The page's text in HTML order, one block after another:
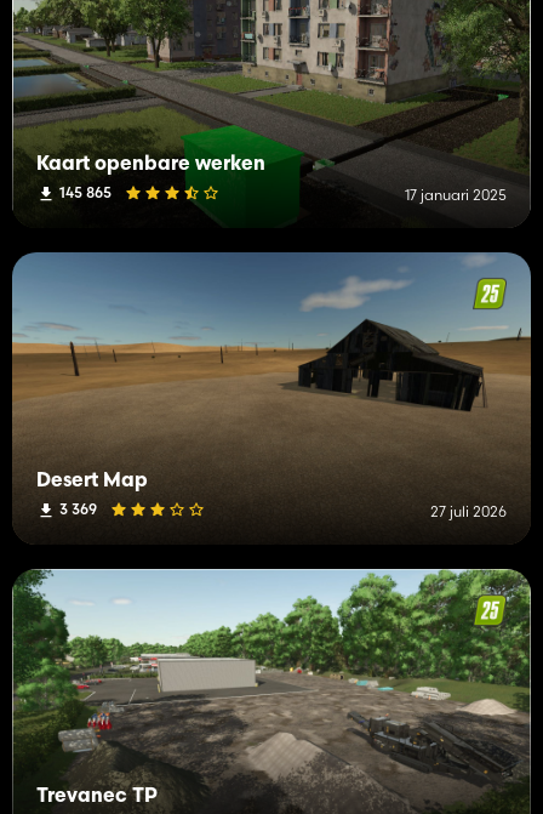
Kaart openbare werken
145 865 17 januari 2025
Desert Map
3 369 27 juli 2026
Trevanec TP